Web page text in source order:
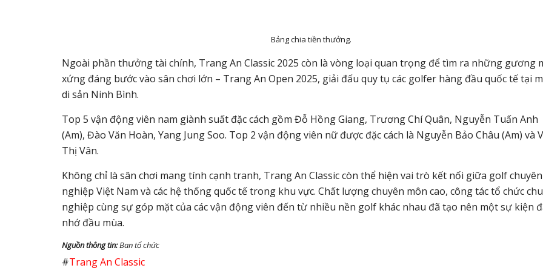
Bảng chia tiền thưởng.
Ngoài phần thưởng tài chính, Trang An Classic 2025 còn là vòng loại quan trọng để tìm ra những gương
xứng đáng bước vào sân chơi lớn – Trang An Open 2025, giải đấu quy tụ các golfer hàng đầu quốc tế tại
di sản Ninh Bình.
Top 5 vận động viên nam giành suất đặc cách gồm Đỗ Hồng Giang, Trương Chí Quân, Nguyễn Tuấn Anh
(Am), Đào Văn Hoàn, Yang Jung Soo. Top 2 vận động viên nữ được đặc cách là Nguyễn Bảo Châu (Am) và
Thị Vân.
Không chỉ là sân chơi mang tính cạnh tranh, Trang An Classic còn thể hiện vai trò kết nối giữa golf chuyên
nghiệp Việt Nam và các hệ thống quốc tế trong khu vực. Chất lượng chuyên môn cao, công tác tổ chức
nghiệp cùng sự góp mặt của các vận động viên đến từ nhiều nền golf khác nhau đã tạo nên một sự kiện
nhớ đầu mùa.
Nguồn thông tin:Ban tổ chức
#Trang An Classic